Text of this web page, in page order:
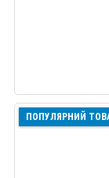
ПОПУЛЯРНИЙ